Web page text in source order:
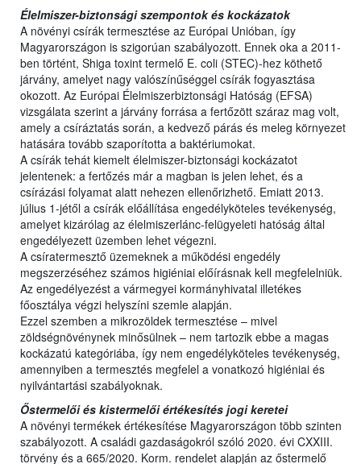
Élelmiszer-biztonsági szempontok és kockázatok
A növényi csírák termesztése az Európai Unióban, így
Magyarországon is szigorúan szabályozott. Ennek oka a 2011-
ben történt, Shiga toxint termelő E. coli (STEC)-hez köthető
járvány, amelyet nagy valószínűséggel csírák fogyasztása
okozott. Az Európai Élelmiszerbiztonsági Hatóság (EFSA)
vizsgálata szerint a járvány forrása a fertőzött száraz mag volt,
amely a csíráztatás során, a kedvező párás és meleg környezet
hatására tovább szaporította a baktériumokat.
A csírák tehát kiemelt élelmiszer-biztonsági kockázatot
jelentenek: a fertőzés már a magban is jelen lehet, és a
csírázási folyamat alatt nehezen ellenőrizhető. Emiatt 2013.
július 1-jétől a csírák előállítása engedélyköteles tevékenység,
amelyet kizárólag az élelmiszerlánc-felügyeleti hatóság által
engedélyezett üzemben lehet végezni.
A csíratermesztő üzemeknek a működési engedély
megszerzéséhez számos higiéniai előírásnak kell megfelelniük.
Az engedélyezést a vármegyei kormányhivatal illetékes
főosztálya végzi helyszíni szemle alapján.
Ezzel szemben a mikrozöldek termesztése – mivel
zöldségnövénynek minősülnek – nem tartozik ebbe a magas
kockázatú kategóriába, így nem engedélyköteles tevékenység,
amennyiben a termesztés megfelel a vonatkozó higiéniai és
nyilvántartási szabályoknak.
Őstermelői és kistermelői értékesítés jogi keretei
A növényi termékek értékesítése Magyarországon több szinten
szabályozott. A családi gazdaságokról szóló 2020. évi CXXIII.
törvény és a 665/2020. Korm. rendelet alapján az őstermelő